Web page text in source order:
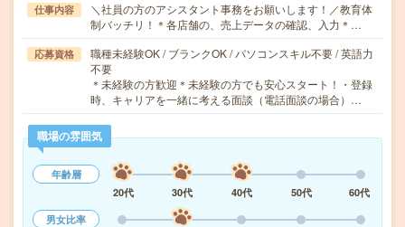
仕事内容
＼社員の方のアシスタント事務をお願いします！／教育体
制バッチリ！＊各店舗の、売上データの確認、入力＊…
応募資格
職種未経験OK / ブランクOK / パソコンスキル不要 / 英語力
不要
＊未経験の方歓迎＊未経験の方でも安心スタート！・登録
時、キャリアを一緒に考える面談（電話面談の場合）…
職場の雰囲気
年齢層
20代
30代 40代 50代
60代
男女比率